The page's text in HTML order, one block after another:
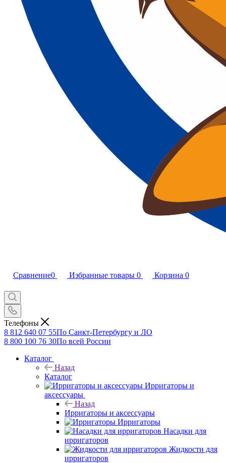
Сравнение0 Избранные товары 0 Корзина 0
Телефоны
8 812 640 07 55По Санкт-Петербургу и ЛО
8 800 100 76 30По всей России
Каталог
Назад
Каталог
Ирригаторы и
аксессуары
Назад
Ирригаторы и аксессуары
Ирригаторы
Насадки для
ирригаторов
Жидкости для
ирригаторов